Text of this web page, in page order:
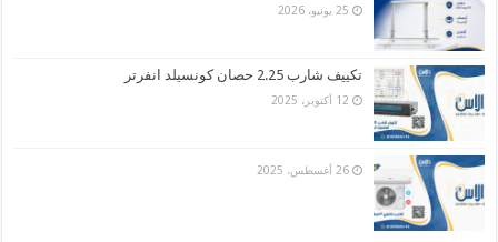
25 يونيو، 2026
تكييف شارب 2.25 حصان كونسيلد انفرتر
12 أكتوبر، 2025
26 أغسطس، 2025